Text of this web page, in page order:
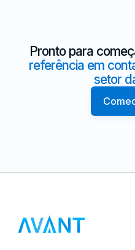
Pronto para
referência em
setor